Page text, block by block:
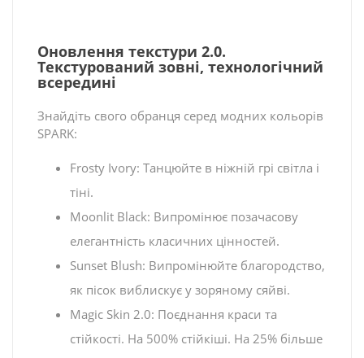
Оновлення текстури 2.0.
Текстурований зовні, технологічний
всередині
Знайдіть свого обранця серед модних кольорів
SPARK:
Frosty Ivory: Танцюйте в ніжній грі світла і
тіні.
Moonlit Black: Випромінює позачасову
елегантність класичних цінностей.
Sunset Blush: Випромінюйте благородство,
як пісок виблискує у зоряному сяйві.
Magic Skin 2.0: Поєднання краси та
стійкості. На 500% стійкіші. На 25% більше